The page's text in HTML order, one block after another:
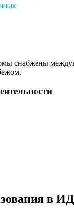
снабжены
в